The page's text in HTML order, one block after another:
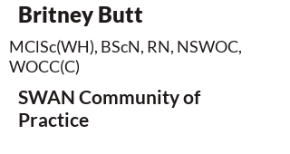
Britney Butt
MClSc(WH), BScN, RN, NSWOC,
WOCC(C)
SWAN Community of
Practice